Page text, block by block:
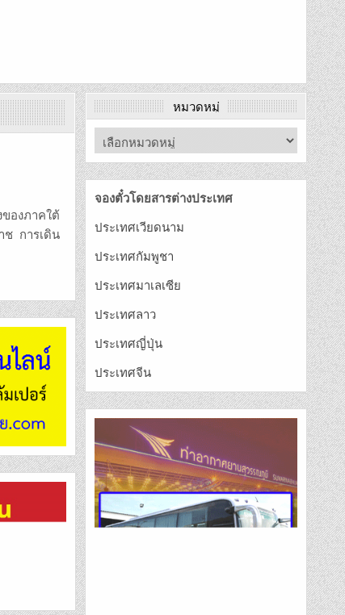
องภาคใต้
ช การเดิน
หมวดหมู่
จองตั๋วโดยสารต่างประเทศ
ประเทศเวียดนาม
ประเทศกัมพูชา
ประเทศมาเลเซีย
ประเทศลาว
ประเทศญี่ปุ่น
ประเทศจีน